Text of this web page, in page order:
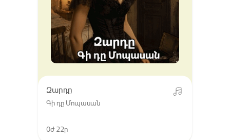
Զարդը
Գի դը Մոպասան
0ժ 22ր